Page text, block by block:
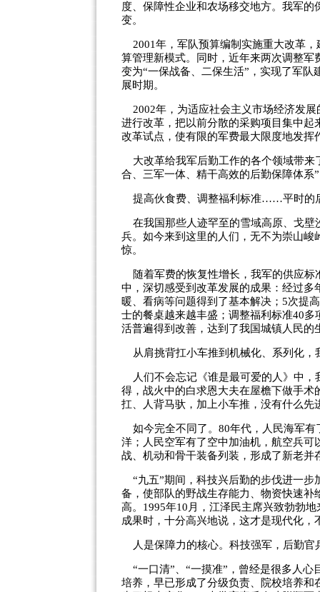
度、保障性企业和农场移交地方。我军
变。
2001年，军队预算编制实施重大改革
算管理新模式。同时，近年来两次调整军
变为“一保战备、二保生活” ，实现了军
展时期。
2002年，为适应社会主义市场经济发
进行改革，把以前分散的采购项目集中
改革试点，使有限的军费最大限度地发挥
大改革给我军后勤工作的各个领域带来
合、三军一体、精干高效的后勤保障体系”
提高伙食费、调整福利标准……平时的
在我国那些人迹罕至的雪域高原、戈壁
兵。如今来到这里的人们，无不为崇山
惊。
随着军费的恢复性增长，我军的供应标
中，深切感受到改革发展的成果：经过
暖、看病等问题得到了基本解决； 5次提
士的餐桌越来越丰盛；调整福利标准40多
活普遍得到改善，达到了我国城镇人民的
从肩挑背扛小车推到机械化、系列化，
人们不会忘记《谁是最可爱的人》中，
得，战火中的白求恩大夫在屋檐下做手
扛、人背马驮，加上小车推，没有什么先
如今完全不同了。 80年代，人民海军有
洋；人民空军有了空中加油机，航空兵可
战、机动和骨干装备列装，形成了新老并
“九五”期间，科技兴后勤的步伐进一步
备，使部队的野战生存能力、物资快速
高。 1995年10 月，江泽民主席兴致勃勃
成果时，十分高兴地说，这才是现代化，
人是保障力的核心。科技强军，后勤官
“一口清” “一摸准” ，曾经是很多人
培养，早已形成了分级负责、院校培养